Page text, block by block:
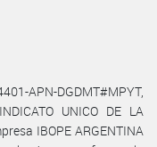
APN-DGDMT#MPYT,
UNICO DE LA
IBOPE ARGENTINA